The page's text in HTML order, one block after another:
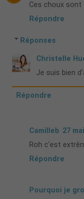
Ces choux sont
Répondre
Réponses
Christelle
Je suis bien
Répondre
Camilleb 27
Roh c'est
Répondre
Pourquoi je